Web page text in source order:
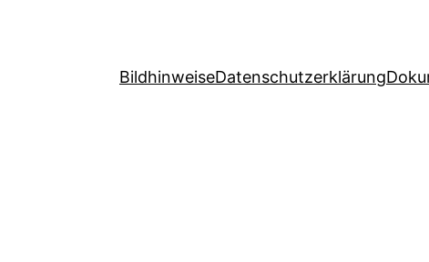
BildhinweiseDatenschutzerklärung